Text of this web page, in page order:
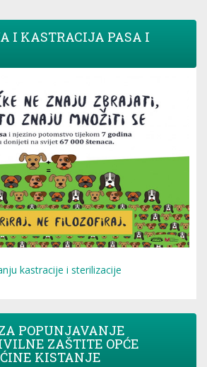
I KASTRACIJA PASA I
kastracije i sterilizacije
POPUNJAVANJE
ZAŠTITE OPĆE
KISTANJE